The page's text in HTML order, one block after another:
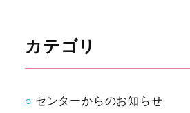
カテゴリ
センターからのお知らせ